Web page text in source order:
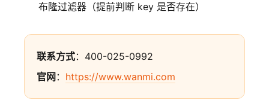
布隆过滤器（提前判断 key 是否存在）
联系方式：400-025-0992
官网 ： https://www.wanmi.com